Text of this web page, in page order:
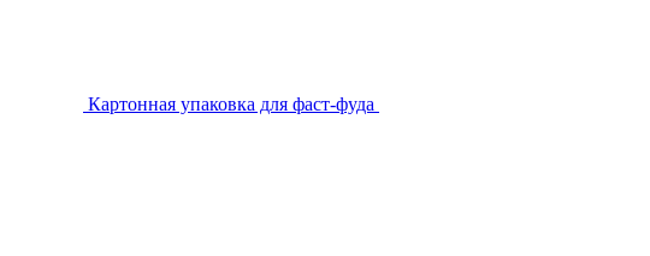
Картонная упаковка для фаст-фуда